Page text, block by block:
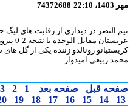
74372688
النصر در دیداری از رقابت های لیگ
عربستان مقابل الوحده با نتیجه
رونالدو زننده یکی از گل های
ربیعی امیدوار ...
قبل صفحه بعد 1
2
3
4
14
15
16
17
18
19
20